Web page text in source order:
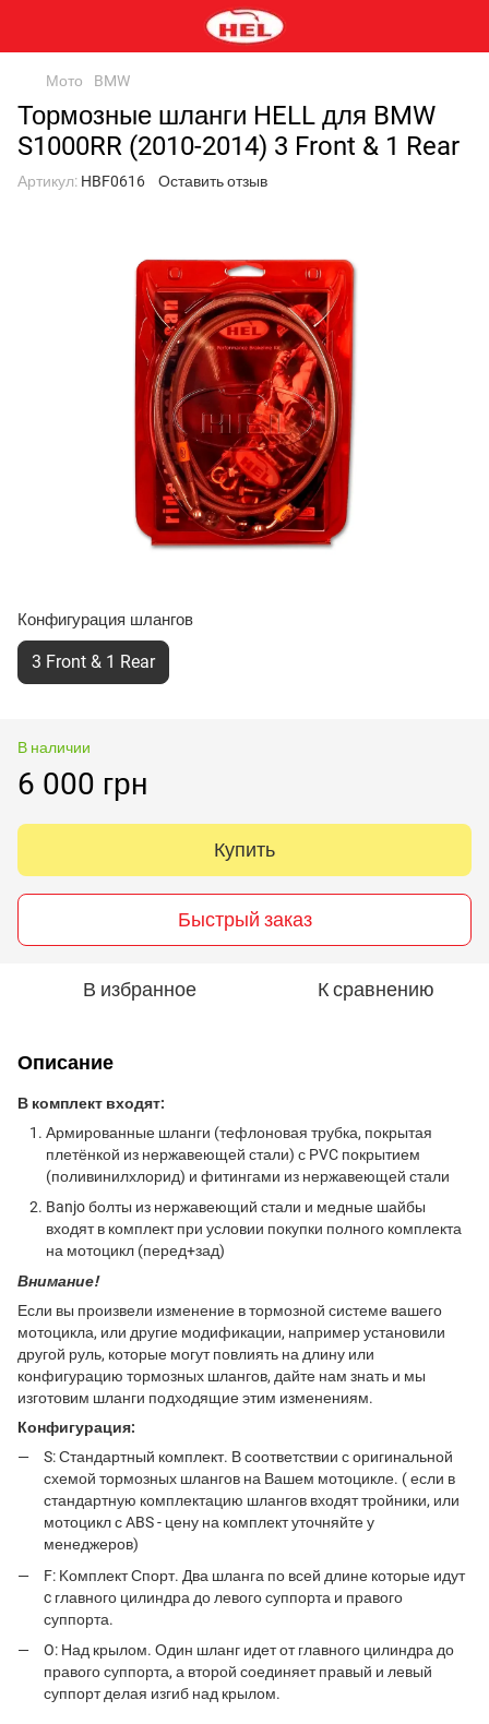
Мото BMW
Тормозные шланги HELL для BMW
S1000RR (2010-2014) 3 Front & 1 Rear
Артикул: HBF0616 Оставить отзыв
Конфигурация шлангов
3 Front & 1 Rear
В наличии
6 000 грн
Купить
Быстрый заказ
В избранное К сравнению
Описание
В комплект входят:
Армированные шланги (тефлоновая трубка, покрытая
плетёнкой из нержавеющей стали) с PVC покрытием
(поливинилхлорид) и фитингами из нержавеющей стали
Banjo болты из нержавеющий стали и медные шайбы
входят в комплект при условии покупки полного комплекта
на мотоцикл (перед+зад)
Внимание!
Если вы произвели изменение в тормозной системе вашего
мотоцикла, или другие модификации, например установили
другой руль, которые могут повлиять на длину или
конфигурацию тормозных шлангов, дайте нам знать и мы
изготовим шланги подходящие этим изменениям.
Конфигурация:
S: Стандартный комплект. В соответствии с оригинальной
схемой тормозных шлангов на Вашем мотоцикле. ( если в
стандартную комплектацию шлангов входят тройники, или
мотоцикл с ABS - цену на комплект уточняйте у
менеджеров)
F: Kомплект Спорт. Два шланга по всей длине которые идут
c главного цилиндра до левого суппорта и правого
суппорта.
O: Над крылом. Один шланг идет от главного цилиндра до
правого суппорта, а второй соединяет правый и левый
суппорт делая изгиб над крылом.